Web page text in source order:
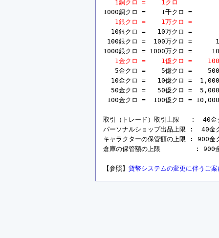
1銅クロ =    1クロ
1000銅クロ =    1千クロ =
1銀クロ =    1万クロ =
10銀クロ =   10万クロ =
100銀クロ =  100万クロ =
1000銀クロ = 1000万クロ =
1金クロ =    1億クロ =
5金クロ =    5億クロ =
10金クロ =   10億クロ =
50金クロ =   50億クロ =
100金クロ =  100億クロ =
取引（トレード）取引上限   :  40
パーソナルショップ出品上限 :
キャラクターの保管額の上限 : 900
倉庫の保管額の上限         : 900
【参照】 貨幣システムの変更に伴うご案